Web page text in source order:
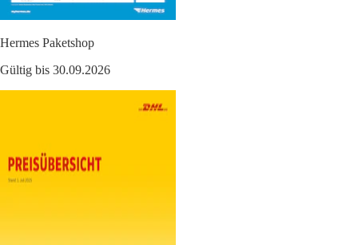
Hermes Paketshop
Gültig bis 30.09.2026